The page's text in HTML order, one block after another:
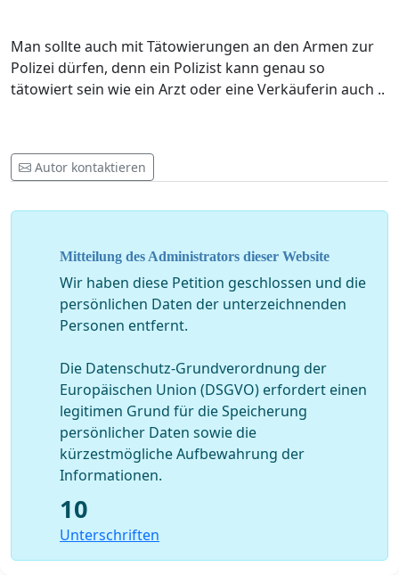
Man sollte auch mit Tätowierungen an den Armen zur
Polizei dürfen, denn ein Polizist kann genau so
tätowiert sein wie ein Arzt oder eine Verkäuferin auch ..
Autor kontaktieren
Mitteilung des Administrators dieser Website
Wir haben diese Petition geschlossen und die
persönlichen Daten der unterzeichnenden
Personen entfernt.
Die Datenschutz-Grundverordnung der
Europäischen Union (DSGVO) erfordert einen
legitimen Grund für die Speicherung
persönlicher Daten sowie die
kürzestmögliche Aufbewahrung der
Informationen.
10
Unterschriften